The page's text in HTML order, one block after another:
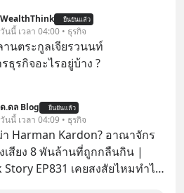
WealthThink ยืนยันแล้ว
วันนี้ เวลา 04:00 • ธุรกิจ
นตระกูลเจียรวนนท์
ธุรกิจอะไรอยู่บ้าง ?
ด.ดล Blog ยืนยันแล้ว
วันนี้ เวลา 04:09 • ธุรกิจ
Harman Kardon? อาณาจักร
เสียง 8 พันล้านที่ถูกกลืนกิน |
Story EP831 เคยสงสัยไหมทำไม